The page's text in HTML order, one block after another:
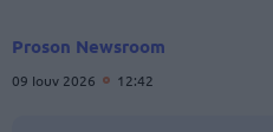
Proson Newsroom
09 Ιουν 2026 12:42